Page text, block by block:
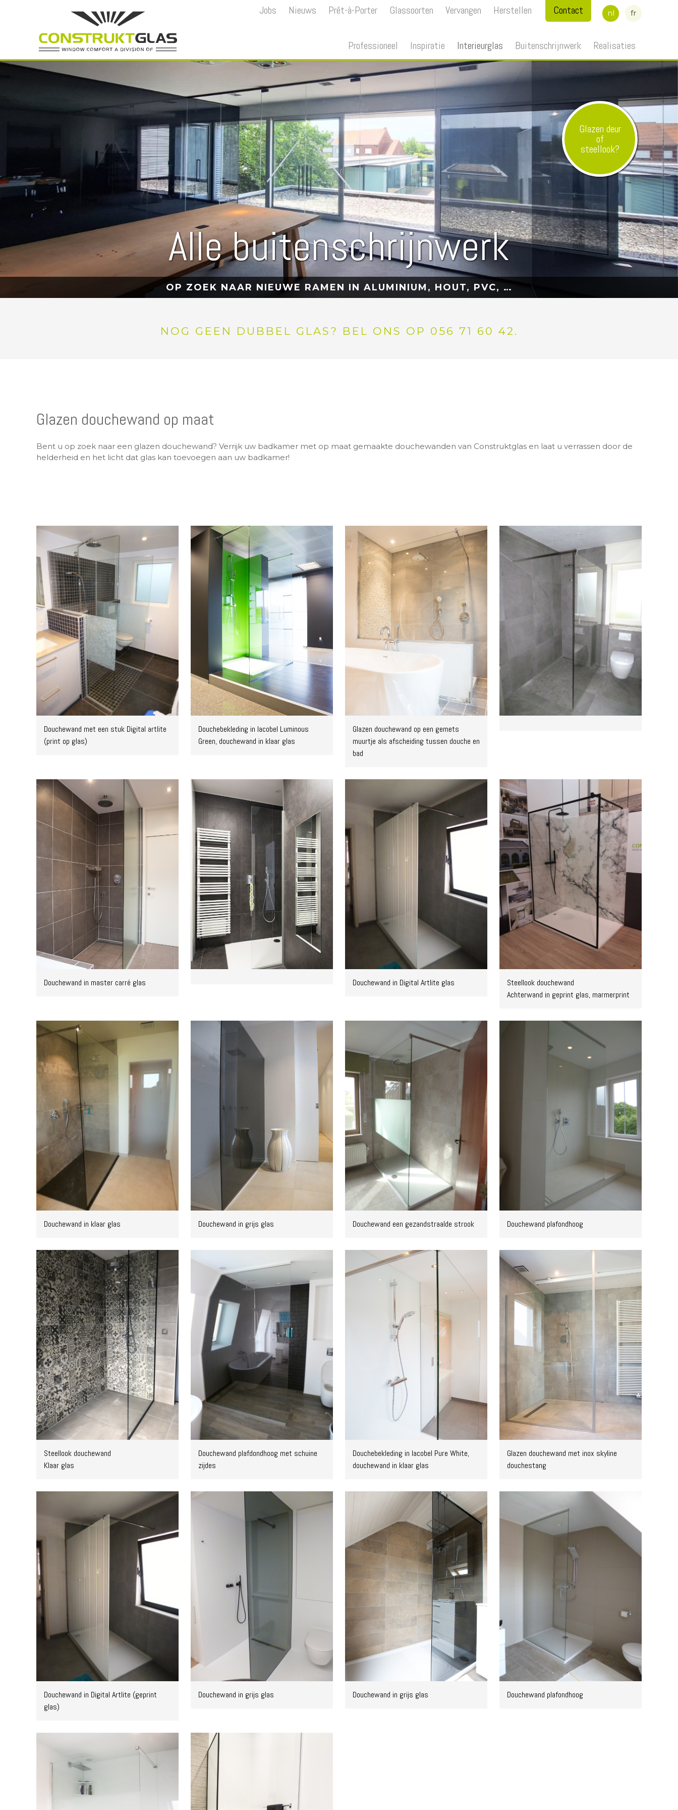
Professioneel Inspiratie Interieurglas Buitenschrijnwerk Realisaties
Jobs Nieuws Prêt-à-Porter Glassoorten Vervangen Herstellen Contact nl fr
Alle buitenschrijnwerk
OP ZOEK NAAR NIEUWE RAMEN IN ALUMINIUM, HOUT, PVC, …
Glazen deur
of
steellook?
NOG GEEN DUBBEL GLAS? BEL ONS OP 056 71 60 42.
Glazen douchewand op maat
Bent u op zoek naar een glazen douchewand? Verrijk uw badkamer met op maat gemaakte douchewanden van Construktglas en laat u verrassen door de
helderheid en het licht dat glas kan toevoegen aan uw badkamer!
Douchewand met een stuk Digital artlite
(print op glas)
Douchebekleding in lacobel Luminous
Green, douchewand in klaar glas
Glazen douchewand op een gemets
muurtje als afscheiding tussen douche en
bad
Douchewand in master carré glas Douchewand in Digital Artlite glas
Steellook douchewand
Achterwand in geprint glas, marmerprint
Douchewand in klaar glas Douchewand in grijs glas Douchewand een gezandstraalde strook Douchewand plafondhoog
Steellook douchewand
Klaar glas
Douchewand plafdondhoog met schuine
zijdes
Douchebekleding in lacobel Pure White,
douchewand in klaar glas
Glazen douchewand met inox skyline
douchestang
Douchewand in Digital Artlite (geprint
glas)
Douchewand in grijs glas Douchewand in grijs glas Douchewand plafondhoog